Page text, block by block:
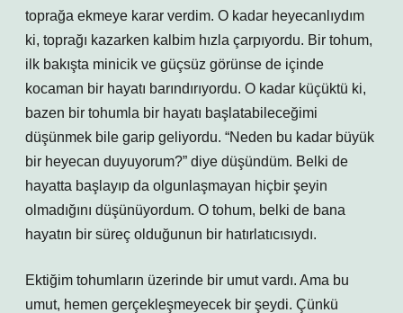
toprağa ekmeye karar verdim. O kadar heyecanlıydım
ki, toprağı kazarken kalbim hızla çarpıyordu. Bir tohum,
ilk bakışta minicik ve güçsüz görünse de içinde
kocaman bir hayatı barındırıyordu. O kadar küçüktü ki,
bazen bir tohumla bir hayatı başlatabileceğimi
düşünmek bile garip geliyordu. “Neden bu kadar büyük
bir heyecan duyuyorum?” diye düşündüm. Belki de
hayatta başlayıp da olgunlaşmayan hiçbir şeyin
olmadığını düşünüyordum. O tohum, belki de bana
hayatın bir süreç olduğunun bir hatırlatıcısıydı.
Ektiğim tohumların üzerinde bir umut vardı. Ama bu
umut, hemen gerçekleşmeyecek bir şeydi. Çünkü